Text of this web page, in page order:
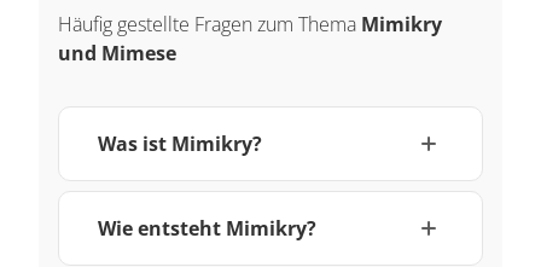
Häufig gestellte Fragen zum Thema Mimikry
und Mimese
Was ist Mimikry?
Wie entsteht Mimikry?